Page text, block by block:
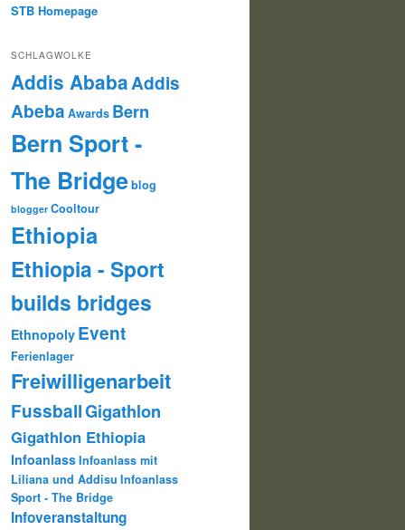
STB Homepage
SCHLAGWOLKE
Addis AbabaAddis
Abeba Awards Bern
Bern Sport -
The Bridgeblog
blogger Cooltour
Ethiopia
Ethiopia - Sport
builds bridges
Ethnopoly Event
Ferienlager
Freiwilligenarbeit
FussballGigathlon
Gigathlon Ethiopia
InfoanlassInfoanlass mit
Liliana und Addisu Infoanlass
Sport - The Bridge
Infoveranstaltung